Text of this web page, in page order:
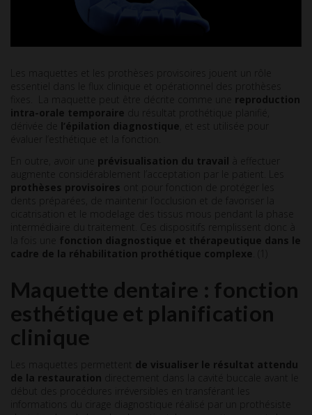
Les maquettes et les prothèses provisoires jouent un rôle
essentiel dans le flux clinique et opérationnel des prothèses
fixes. La maquette peut être décrite comme une reproduction
intra-orale temporaire du résultat prothétique planifié,
l’épilation diagnostique , et est utilisée pour
évaluer l’esthétique et la fonction.
En outre, avoir une prévisualisation du travail à effectuer
augmente considérablement l’acceptation par le patient. Les
prothèses provisoires ont pour fonction de protéger les
dents préparées, de maintenir l’occlusion et de favoriser la
cicatrisation et le modelage des tissus mous pendant la phase
intermédiaire du traitement. Ces dispositifs remplissent donc à
la fois une
fonction diagnostique et thérapeutique dans le
cadre de la réhabilitation prothétique complexe
Maquette dentaire : fonction
esthétique et planification
clinique
Les maquettes permettent de visualiser le résultat attendu
de la restauration directement dans la cavité buccale avant le
début des procédures irréversibles en transférant les
informations du cirage diagnostique réalisé par un prothésiste